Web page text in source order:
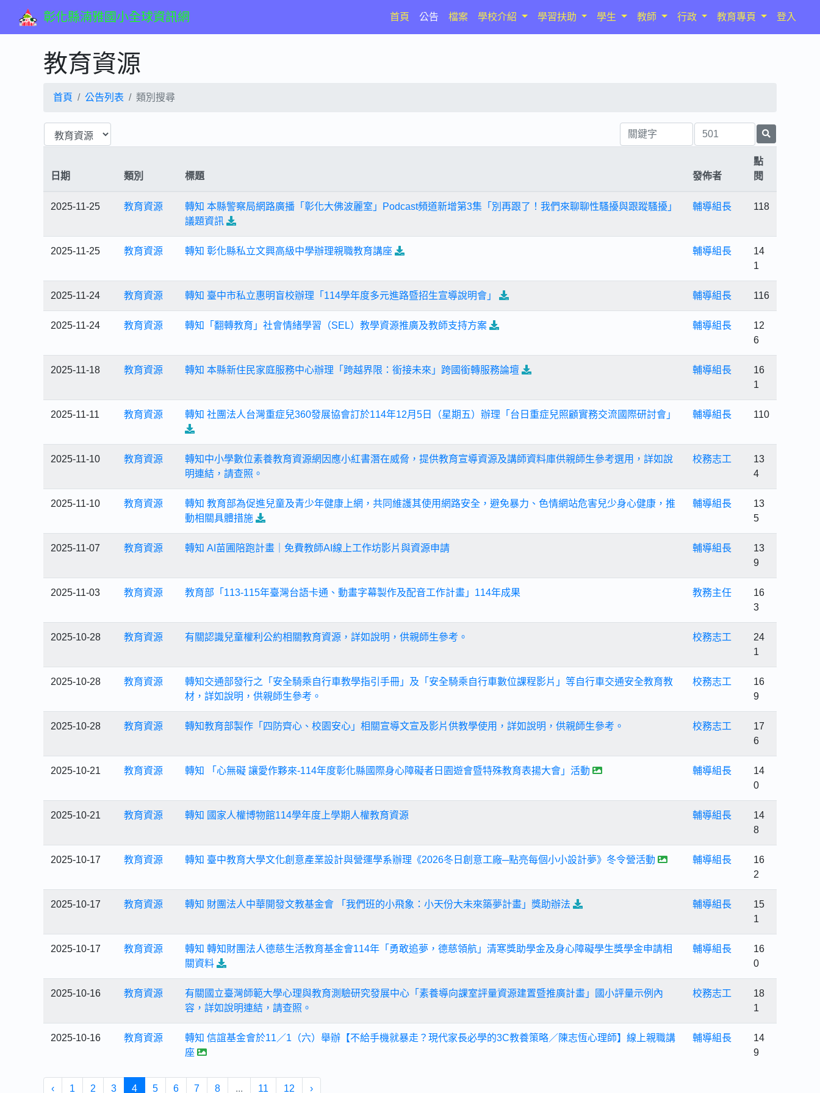
彰化縣湳雅國小全球資訊網 首頁(current)
公告 檔案 學校介紹 學習扶助 學生 教師 行政 教育專頁 登入
教育資源
首頁 公告列表 類別搜尋
日期 類別 標題 發佈者
點
閱
2025-11-25 教育資源
轉知 本縣警察局網路廣播「彰化大佛波麗室」Podcast頻道新增第3集「別再跟了！我們來聊聊性騷擾與跟蹤騷擾」
議題資訊
輔導組長 118
2025-11-25 教育資源 轉知 彰化縣私立文興高級中學辦理親職教育講座 輔導組長
14
1
2025-11-24 教育資源 轉知 臺中市私立惠明盲校辦理「114學年度多元進路暨招生宣導說明會」 輔導組長 116
2025-11-24 教育資源 轉知「翻轉教育」社會情緒學習（SEL）教學資源推廣及教師支持方案 輔導組長
12
6
2025-11-18 教育資源 轉知 本縣新住民家庭服務中心辦理「跨越界限：銜接未來」跨國銜轉服務論壇 輔導組長
16
1
2025-11-11 教育資源 轉知 社團法人台灣重症兒360發展協會訂於114年12月5日（星期五）辦理「台日重症兒照顧實務交流國際研討會」 輔導組長 110
2025-11-10 教育資源
轉知中小學數位素養教育資源網因應小紅書潛在威脅，提供教育宣導資源及講師資料庫供親師生參考選用，詳如說
明連結，請查照。
校務志工
13
4
2025-11-10 教育資源
轉知 教育部為促進兒童及青少年健康上網，共同維護其使用網路安全，避免暴力、色情網站危害兒少身心健康，推
動相關具體措施
輔導組長
13
5
2025-11-07 教育資源 轉知 AI苗圃陪跑計畫｜免費教師AI線上工作坊影片與資源申請 輔導組長
13
9
2025-11-03 教育資源 教育部「113-115年臺灣台語卡通、動畫字幕製作及配音工作計畫」114年成果 教務主任
16
3
2025-10-28 教育資源 有關認識兒童權利公約相關教育資源，詳如說明，供親師生參考。 校務志工
24
1
2025-10-28 教育資源
轉知交通部發行之「安全騎乘自行車教學指引手冊」及「安全騎乘自行車數位課程影片」等自行車交通安全教育教
材，詳如說明，供親師生參考。
校務志工
16
9
2025-10-28 教育資源 轉知教育部製作「四防齊心、校園安心」相關宣導文宣及影片供教學使用，詳如說明，供親師生參考。 校務志工
17
6
2025-10-21 教育資源 轉知 「心無礙 讓愛作夥來-114年度彰化縣國際身心障礙者日園遊會暨特殊教育表揚大會」活動 輔導組長
14
0
2025-10-21 教育資源 轉知 國家人權博物館114學年度上學期人權教育資源 輔導組長
14
8
2025-10-17 教育資源 轉知 臺中教育大學文化創意產業設計與營運學系辦理《2026冬日創意工廠─點亮每個小小設計夢》冬令營活動 輔導組長
16
2
2025-10-17 教育資源 轉知 財團法人中華開發文教基金會 「我們班的小飛象：小天份大未來築夢計畫」獎助辦法 輔導組長
15
1
2025-10-17 教育資源
轉知 轉知財團法人德慈生活教育基金會114年「勇敢追夢，德慈領航」清寒獎助學金及身心障礙學生獎學金申請相
關資料
輔導組長
16
0
2025-10-16 教育資源
有關國立臺灣師範大學心理與教育測驗研究發展中心「素養導向課室評量資源建置暨推廣計畫」國小評量示例內
容，詳如說明連結，請查照。
校務志工
18
1
2025-10-16 教育資源
轉知 信誼基金會於11／1（六）舉辦【不給手機就暴走？現代家長必學的3C教養策略／陳志恆心理師】線上親職講
座
輔導組長
14
9
‹ 1 2 3 4 5 6 7 8 ... 11 12 ›